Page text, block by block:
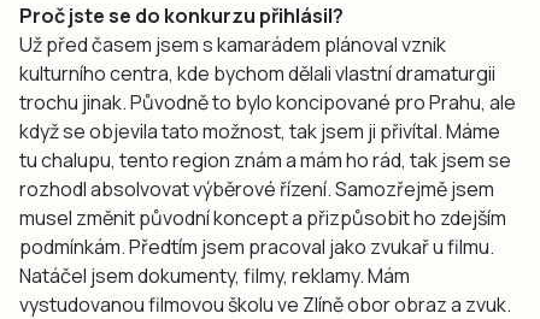
Proč jste se do konkurzu přihlásil?
Už před časem jsem s kamarádem plánoval vznik
kulturního centra, kde bychom dělali vlastní dramaturgii
trochu jinak. Původně to bylo koncipované pro Prahu, ale
když se objevila tato možnost, tak jsem ji přivítal. Máme
tu chalupu, tento region znám a mám ho rád, tak jsem se
rozhodl absolvovat výběrové řízení. Samozřejmě jsem
musel změnit původní koncept a přizpůsobit ho zdejším
podmínkám. Předtím jsem pracoval jako zvukař u filmu.
Natáčel jsem dokumenty, filmy, reklamy. Mám
vystudovanou filmovou školu ve Zlíně obor obraz a zvuk.